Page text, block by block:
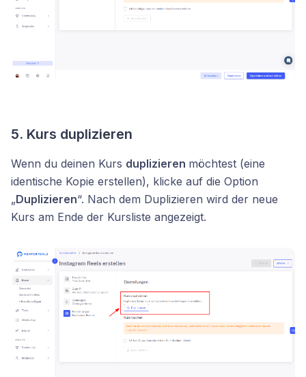
5. Kurs duplizieren
Wenn du deinen Kurs duplizieren möchtest (eine
identische Kopie erstellen), klicke auf die Option
„Duplizieren“. Nach dem Duplizieren wird der neue
Kurs am Ende der Kursliste angezeigt.